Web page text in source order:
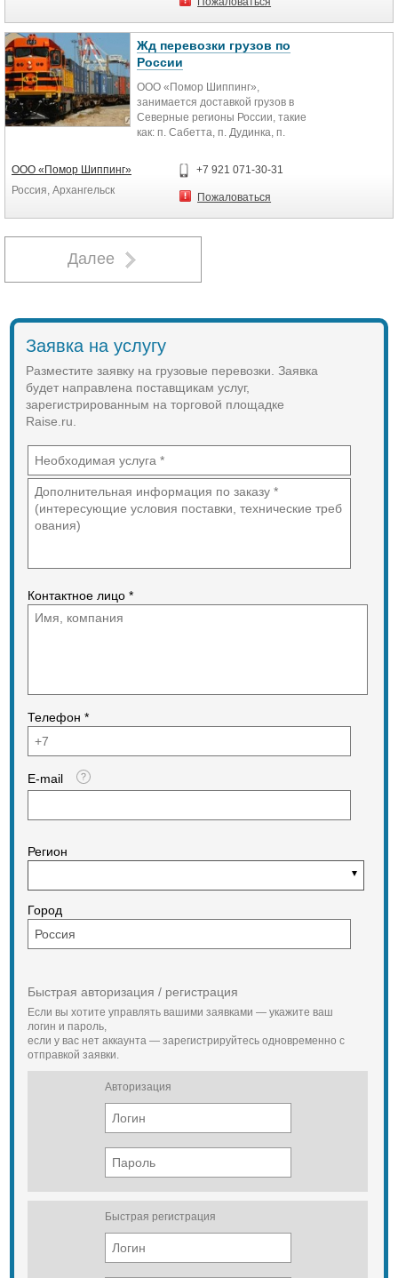
-монтаж, транспортировка
тяжелых предметов;
- работа на складе;
http://pereezd.in.nn.ru
Тел. 8-953-576-83-15
http://vyvozmusora.in.nn.ru/
Жд перевозки грузов по
России
ООО «Помор Шиппинг»,
занимается доставкой грузов в
Северные регионы России, такие
как: п. Сабетта, п. Дудинка, п.
осуществляя все сопутствующие
услуги – доработка груза до
транспортного состояния,
ООО «Помор Шиппинг»
Россия, Архангельск
+7 921 071-30-31
Пожаловаться
Далее
Заявка на услугу
Разместите заявку на грузовые перевозки. Заявка
будет направлена поставщикам услуг,
зарегистрированным на торговой площадке
Raise.ru.
Контактное лицо *
Телефон *
E-mail
Регион
Город
Быстрая авторизация / регистрация
Если вы хотите управлять вашими заявками — укажите ваш
логин и пароль,
если у вас нет аккаунта — зарегистрируйтесь одновременно с
отправкой заявки.
Авторизация
Быстрая регистрация